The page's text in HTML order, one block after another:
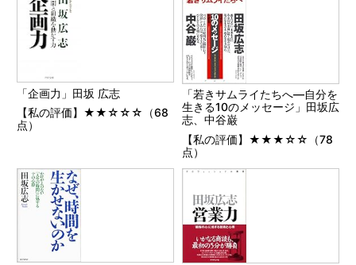
「企画力」田坂 広志
【私の評価】★★☆☆☆（68
点）
「若きサムライたちへ―自分を
生きる10のメッセージ」田坂広
志、中谷巌
【私の評価】★★★☆☆（78
点）